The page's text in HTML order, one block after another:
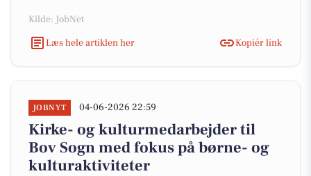
Kilde: JobNet
Læs hele artiklen her
Kopiér link
JOBNYT 04-06-2026 22:59
Kirke- og kulturmedarbejder til
Bov Sogn med fokus på børne- og
kulturaktiviteter